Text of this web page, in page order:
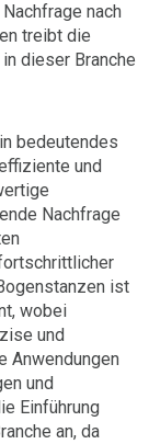
nach
treibt die
dieser Branche
bedeutendes
und
Nachfrage
ist
wobei
und
Anwendungen
und
Einführung
an, da